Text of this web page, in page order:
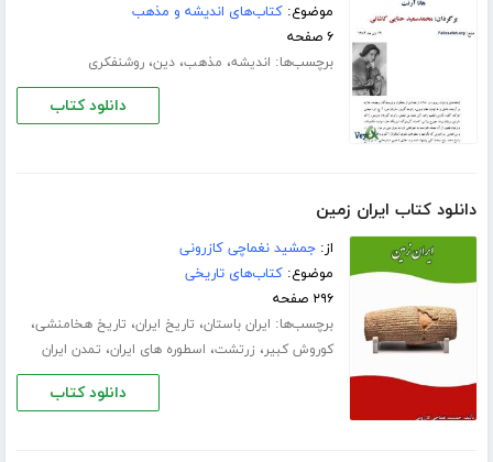
موضوع:کتاب‌های اندیشه و مذهب
۶ صفحه
برچسب‌ها: اندیشه، مذهب،دین،روشنفکری
دانلود کتاب
دانلود کتاب ایران زمین
از:جمشید نغماچی کازرونی
موضوع:کتاب‌های تاریخی
۲۹۶ صفحه
برچسب‌ها: ایران باستان، تاریخ ایران، تاریخ هخامنشی،
کوروش کبیر، زرتشت، اسطوره های ایران، تمدن ایران
دانلود کتاب